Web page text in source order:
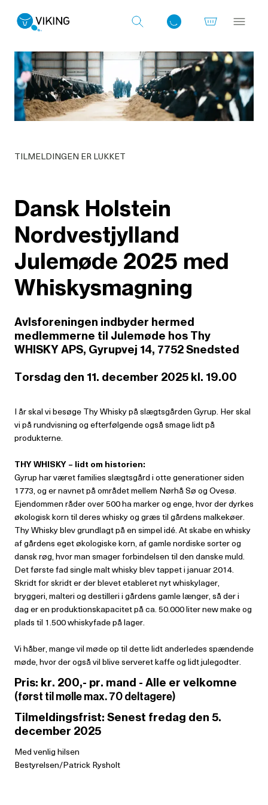
Log ind med det samme
TILMELDINGEN ER LUKKET
Dansk Holstein
Nordvestjylland
Julemøde 2025 med
Whiskysmagning
Avlsforeningen indbyder hermed
medlemmerne til Julemøde hos Thy
WHISKY APS, Gyrupvej 14, 7752 Snedsted
Torsdag den 11. december 2025 kl. 19.00
I år skal vi besøge Thy Whisky på slægtsgården Gyrup. Her skal
vi på rundvisning og efterfølgende også smage lidt på
produkterne.
THY WHISKY – lidt om historien:
Gyrup har været families slægtsgård i otte generationer siden
1773, og er navnet på området mellem Nørhå Sø og Ovesø.
Ejendommen råder over 500 ha marker og enge, hvor der dyrkes
økologisk korn til deres whisky og græs til gårdens malkekøer.
Thy Whisky blev grundlagt på en simpel idé. At skabe en whisky
af gårdens eget økologiske korn, af gamle nordiske sorter og
dansk røg, hvor man smager forbindelsen til den danske muld.
Det første fad single malt whisky blev tappet i januar 2014.
Skridt for skridt er der blevet etableret nyt whiskylager,
bryggeri, malteri og destilleri i gårdens gamle længer, så der i
dag er en produktionskapacitet på ca. 50.000 liter new make og
plads til 1.500 whiskyfade på lager.
Vi håber, mange vil møde op til dette lidt anderledes spændende
møde, hvor der også vil blive serveret kaffe og lidt julegodter.
Pris: kr. 200,- pr. mand - Alle er velkomne
(først til mølle max. 70 deltagere)
Tilmeldingsfrist: Senest fredag den 5.
december 2025
Med venlig hilsen
Bestyrelsen/Patrick Rysholt